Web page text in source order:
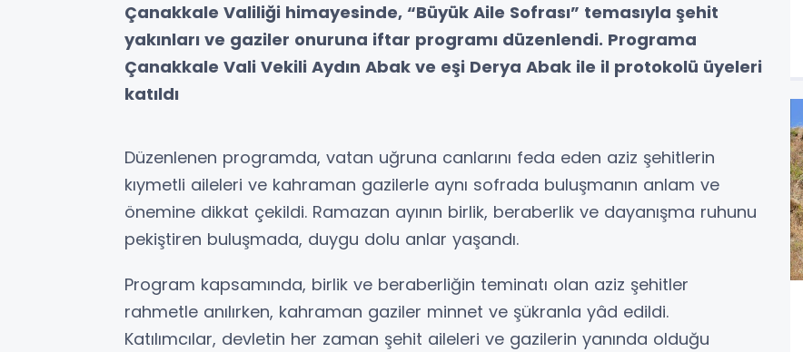
Çanakkale Valiliği himayesinde, “Büyük Aile Sofrası” temasıyla şehit
yakınları ve gaziler onuruna iftar programı düzenlendi. Programa
Çanakkale Vali Vekili Aydın Abak ve eşi Derya Abak ile il protokolü üyeleri
katıldı
Düzenlenen programda, vatan uğruna canlarını feda eden aziz şehitlerin
kıymetli aileleri ve kahraman gazilerle aynı sofrada buluşmanın anlam ve
önemine dikkat çekildi. Ramazan ayının birlik, beraberlik ve dayanışma ruhunu
pekiştiren buluşmada, duygu dolu anlar yaşandı.
Program kapsamında, birlik ve beraberliğin teminatı olan aziz şehitler
rahmetle anılırken, kahraman gaziler minnet ve şükranla yâd edildi.
Katılımcılar, devletin her zaman şehit aileleri ve gazilerin yanında olduğu